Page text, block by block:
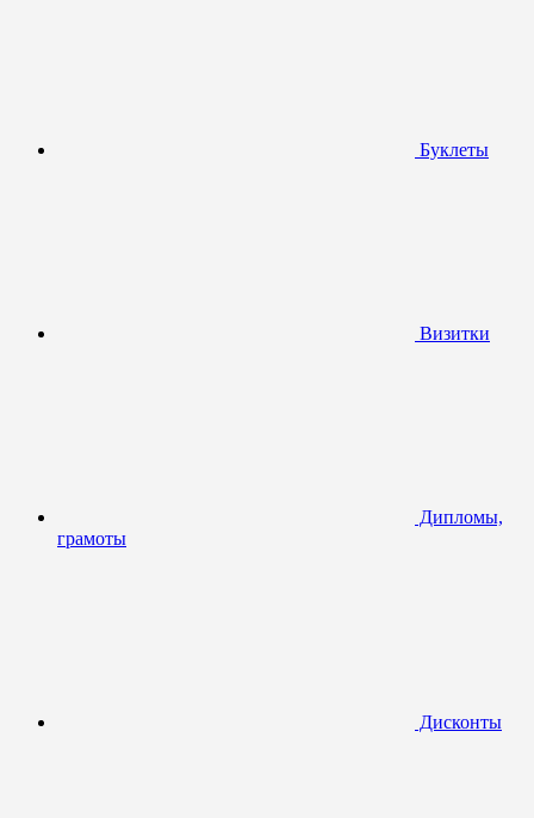
Буклеты
Визитки
Дипломы,
грамоты
Дисконты